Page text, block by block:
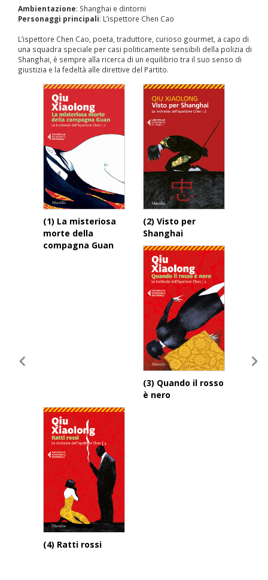
Ambientazione: Shanghai e dintorni
Personaggi principali: L’ispettore Chen Cao
L’ispettore Chen Cao, poeta, traduttore, curioso gourmet, a capo di
una squadra speciale per casi politicamente sensibili della polizia di
Shanghai, è sempre alla ricerca di un equilibrio tra il suo senso di
giustizia e la fedeltà alle direttive del Partito.
(1) La misteriosa
morte della
compagna Guan
(2) Visto per
Shanghai
(3) Quando il rosso
è nero
(4) Ratti rossi